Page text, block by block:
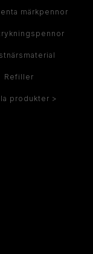
märkpennor
Refiller
produkter >